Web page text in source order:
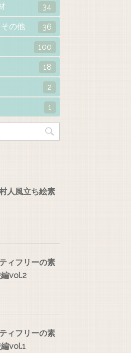
34
の他 36
100
18
2
1
人風立ち絵素
ィフリーの素
vol.2
ィフリーの素
vol.1